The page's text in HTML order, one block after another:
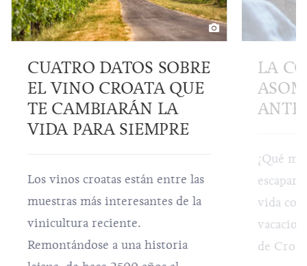
CUATRO DATOS SOBRE
EL VINO CROATA QUE
TE CAMBIARÁN LA
VIDA PARA SIEMPRE
Los vinos croatas están entre las
muestras más interesantes de la
vinicultura reciente.
Remontándose a una historia
LA
¿Qué
vida
de